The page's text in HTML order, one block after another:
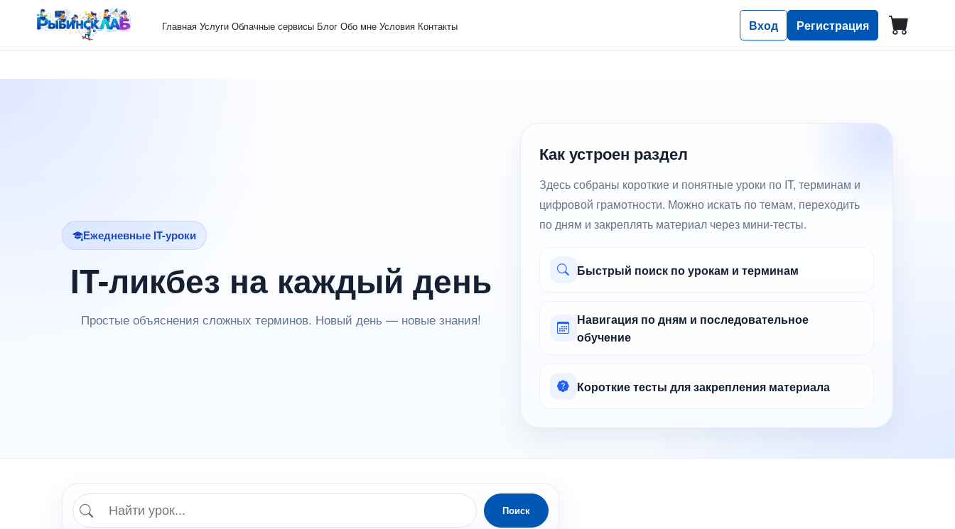
Главная Услуги Облачные сервисы Блог Обо мне Условия Контакты Вход Регистрация
Ежедневные IT-уроки
IT-ликбез на каждый день
Простые объяснения сложных терминов. Новый день — новые знания!
Как устроен раздел
Здесь собраны короткие и понятные уроки по IT, терминам и
цифровой грамотности. Можно искать по темам, переходить
по дням и закреплять материал через мини-тесты.
Быстрый поиск по урокам и терминам
Навигация по дням и последовательное
обучение
Короткие тесты для закрепления материала
Поиск